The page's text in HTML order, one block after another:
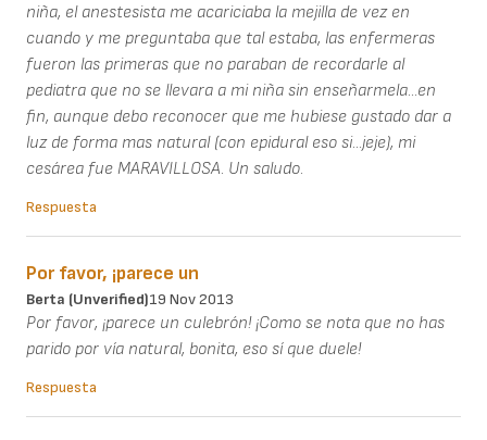
niña, el anestesista me acariciaba la mejilla de vez en
cuando y me preguntaba que tal estaba, las enfermeras
fueron las primeras que no paraban de recordarle al
pediatra que no se llevara a mi niña sin enseñarmela...en
fin, aunque debo reconocer que me hubiese gustado dar a
luz de forma mas natural (con epidural eso si...jeje), mi
cesárea fue MARAVILLOSA. Un saludo.
Respuesta
Por favor, ¡parece un
Berta (unverified)19 Nov 2013
Por favor, ¡parece un culebrón! ¡Como se nota que no has
parido por vía natural, bonita, eso sí que duele!
Respuesta